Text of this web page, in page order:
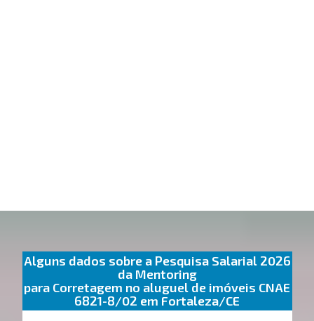
Alguns dados sobre a Pesquisa Salarial 2026
da Mentoring
para Corretagem no aluguel de imóveis CNAE
6821-8/02 em Fortaleza/CE